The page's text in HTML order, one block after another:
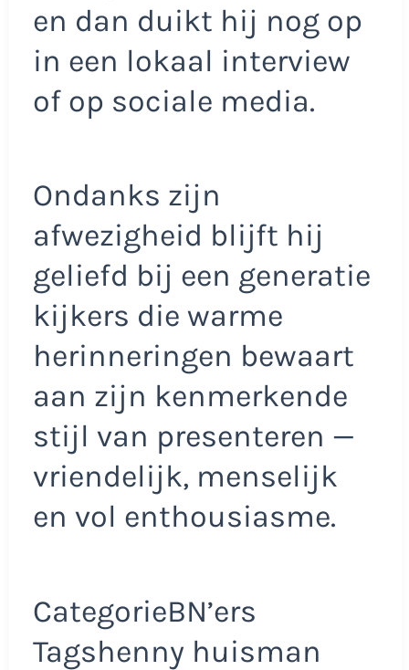
en dan duikt hij nog op
in een lokaal interview
of op sociale media.
Ondanks zijn
afwezigheid blijft hij
geliefd bij een generatie
kijkers die warme
herinneringen bewaart
aan zijn kenmerkende
stijl van presenteren —
vriendelijk, menselijk
en vol enthousiasme.
CategorieBN’ers
Tagshenny huisman